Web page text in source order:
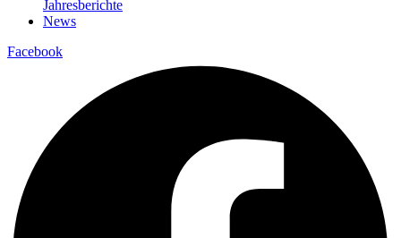
Jahresberichte
News
Facebook